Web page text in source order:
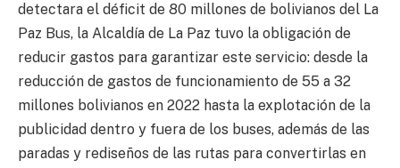
detectara el déficit de 80 millones de bolivianos del La
Paz Bus, la Alcaldía de La Paz tuvo la obligación de
reducir gastos para garantizar este servicio: desde la
reducción de gastos de funcionamiento de 55 a 32
millones bolivianos en 2022 hasta la explotación de la
publicidad dentro y fuera de los buses, además de las
paradas y rediseños de las rutas para convertirlas en